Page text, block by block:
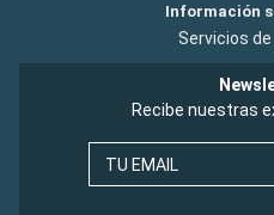
Información
Servicios
Recibe nuestras
TU EMAIL